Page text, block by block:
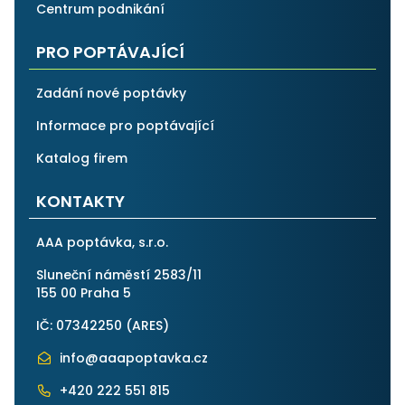
Centrum podnikání
PRO POPTÁVAJÍCÍ
Zadání nové poptávky
Informace pro poptávající
Katalog firem
KONTAKTY
AAA poptávka, s.r.o.
Sluneční náměstí 2583/11
155 00 Praha 5
IČ: 07342250 (ARES)
info@aaapoptavka.cz
+420 222 551 815